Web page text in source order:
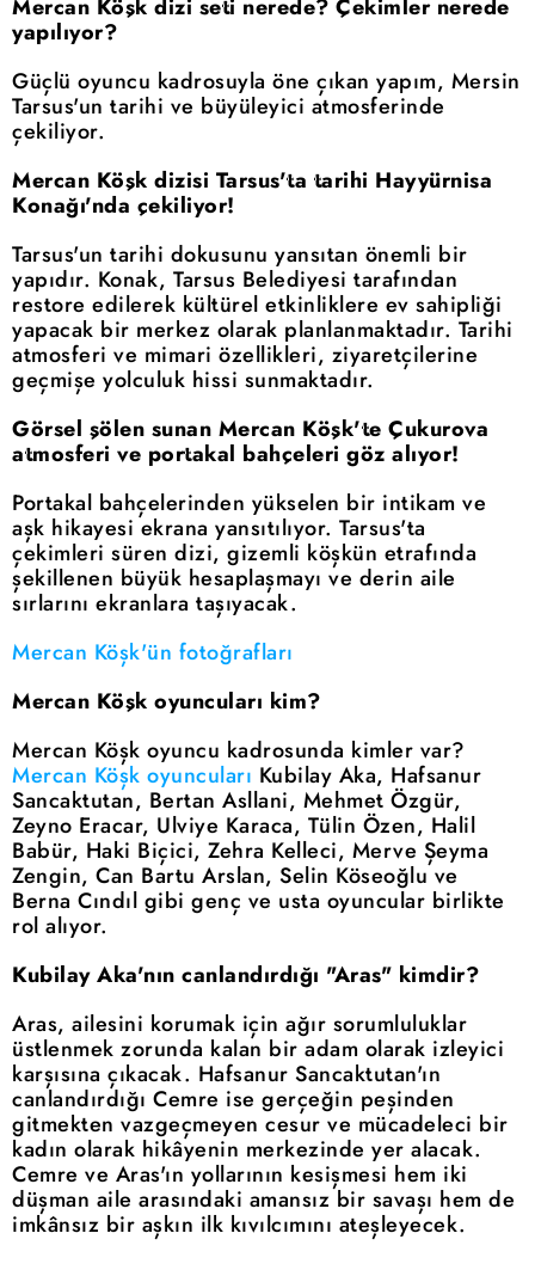
Mercan Köşk dizi seti nerede? Çekimler nerede
yapılıyor?
Güçlü oyuncu kadrosuyla öne çıkan yapım, Mersin
Tarsus'un tarihi ve büyüleyici atmosferinde
çekiliyor.
Mercan Köşk dizisi Tarsus'ta tarihi Hayyürnisa
Konağı'nda çekiliyor!
Tarsus'un tarihi dokusunu yansıtan önemli bir
yapıdır. Konak, Tarsus Belediyesi tarafından
restore edilerek kültürel etkinliklere ev sahipliği
yapacak bir merkez olarak planlanmaktadır. Tarihi
atmosferi ve mimari özellikleri, ziyaretçilerine
geçmişe yolculuk hissi sunmaktadır.
Görsel şölen sunan Mercan Köşk'te Çukurova
atmosferi ve portakal bahçeleri göz alıyor!
Portakal bahçelerinden yükselen bir intikam ve
aşk hikayesi ekrana yansıtılıyor. Tarsus'ta
çekimleri süren dizi, gizemli köşkün etrafında
şekillenen büyük hesaplaşmayı ve derin aile
sırlarını ekranlara taşıyacak.
Mercan Köşk'ün fotoğrafları
Mercan Köşk oyuncuları kim?
Mercan Köşk oyuncu kadrosunda kimler var?
Mercan Köşk oyuncuları Kubilay Aka, Hafsanur
Sancaktutan, Bertan Asllani, Mehmet Özgür,
Zeyno Eracar, Ulviye Karaca, Tülin Özen, Halil
Babür, Haki Biçici, Zehra Kelleci, Merve Şeyma
Zengin, Can Bartu Arslan, Selin Köseoğlu ve
Berna Cındıl gibi genç ve usta oyuncular birlikte
rol alıyor.
Kubilay Aka'nın canlandırdığı "Aras" kimdir?
Aras, ailesini korumak için ağır sorumluluklar
üstlenmek zorunda kalan bir adam olarak izleyici
karşısına çıkacak. Hafsanur Sancaktutan'ın
canlandırdığı Cemre ise gerçeğin peşinden
gitmekten vazgeçmeyen cesur ve mücadeleci bir
kadın olarak hikâyenin merkezinde yer alacak.
Cemre ve Aras'ın yollarının kesişmesi hem iki
düşman aile arasındaki amansız bir savaşı hem de
imkânsız bir aşkın ilk kıvılcımını ateşleyecek.